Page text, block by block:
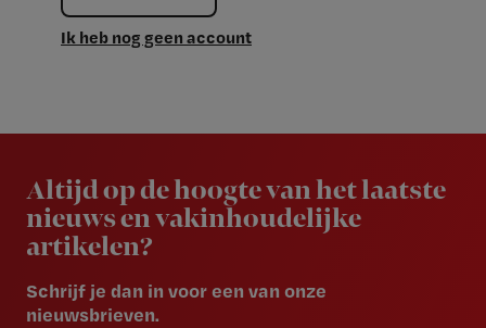
Ik heb nog geen account
Altijd op de hoogte van het laatste
nieuws en vakinhoudelijke
artikelen?
Schrijf je dan in voor een van onze
nieuwsbrieven.